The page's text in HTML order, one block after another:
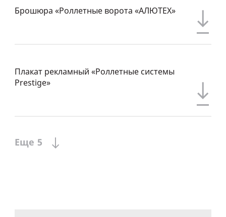
Брошюра «Роллетные ворота «АЛЮТЕХ»
Плакат рекламный «Роллетные системы
Prestige»
Еще 5